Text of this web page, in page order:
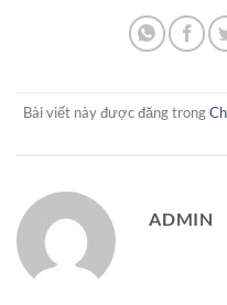
Bài viết này được đăng trong
ADMIN